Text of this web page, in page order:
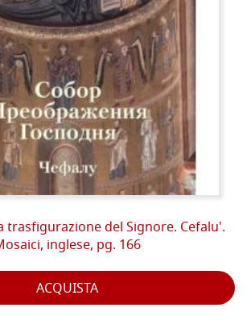
trasfigurazione del Signore. Cefalu'.
inglese, pg. 166
ACQUISTA